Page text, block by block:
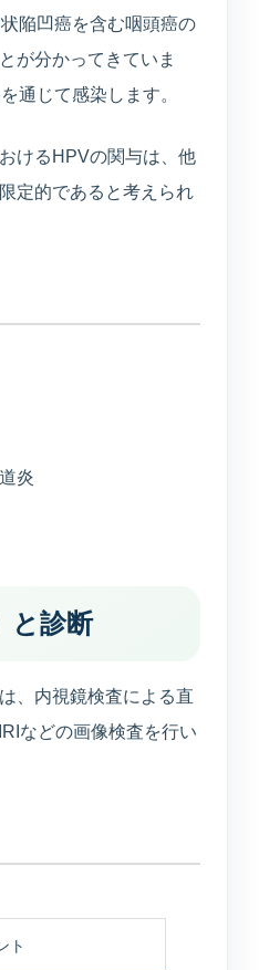
陥凹癌を含む咽頭癌の
が分かってきていま
通じて感染します。
けるHPVの関与は、他
定的であると考えられ
炎
と診断
、内視鏡検査による直
などの画像検査を行い
ト